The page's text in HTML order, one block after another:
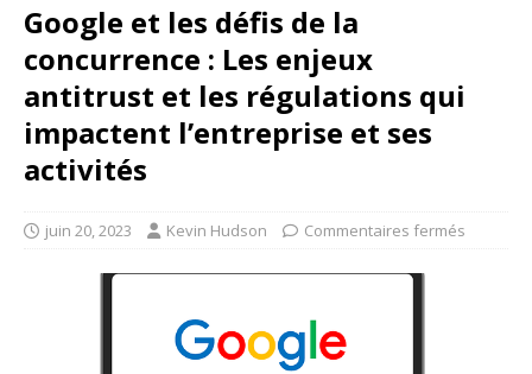
Google et les défis de la
concurrence : Les enjeux
antitrust et les régulations qui
impactent l’entreprise et ses
activités
juin 20, 2023 Kevin Hudson Commentaires fermés